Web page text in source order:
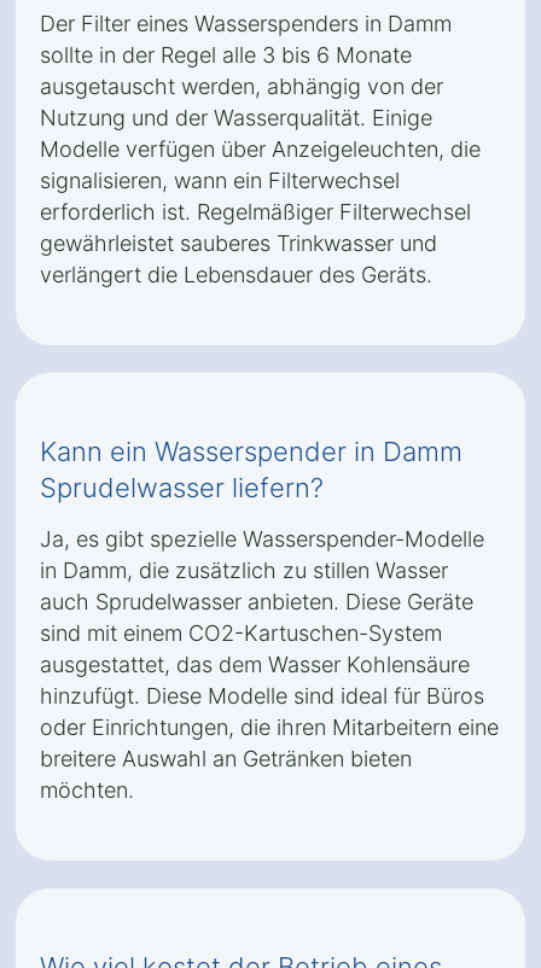
Der Filter eines Wasserspenders in Damm
sollte in der Regel alle 3 bis 6 Monate
ausgetauscht werden, abhängig von der
Nutzung und der Wasserqualität. Einige
Modelle verfügen über Anzeigeleuchten, die
signalisieren, wann ein Filterwechsel
erforderlich ist. Regelmäßiger Filterwechsel
gewährleistet sauberes Trinkwasser und
verlängert die Lebensdauer des Geräts.
Kann ein Wasserspender in Damm
Sprudelwasser liefern?
Ja, es gibt spezielle Wasserspender-Modelle
in Damm, die zusätzlich zu stillen Wasser
auch Sprudelwasser anbieten. Diese Geräte
sind mit einem CO2-Kartuschen-System
ausgestattet, das dem Wasser Kohlensäure
hinzufügt. Diese Modelle sind ideal für Büros
oder Einrichtungen, die ihren Mitarbeitern eine
breitere Auswahl an Getränken bieten
möchten.